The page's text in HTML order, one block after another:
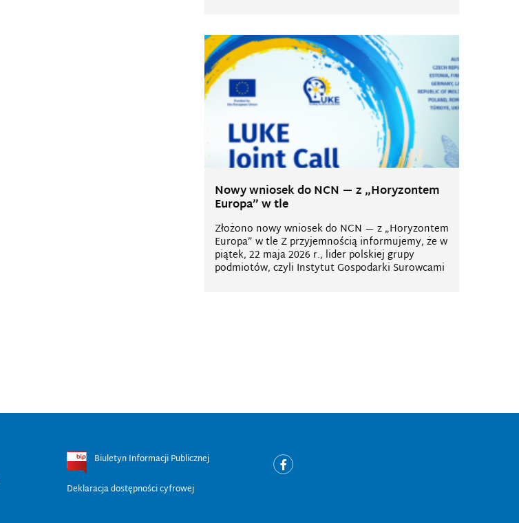
Nowy wniosek do NCN — z „Horyzontem
Europa” w tle
Złożono nowy wniosek do NCN — z „Horyzontem
Europa” w tle Z przyjemnością informujemy, że w
piątek, 22 maja 2026 r., lider polskiej grupy
podmiotów, czyli Instytut Gospodarki Surowcami
Biuletyn Informacji Publicznej
Deklaracja dostępności cyfrowej